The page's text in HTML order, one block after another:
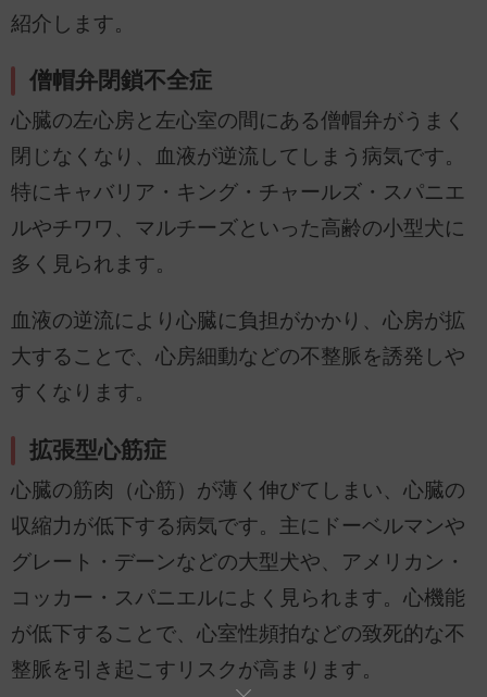
紹介します。
僧帽弁閉鎖不全症
心臓の左心房と左心室の間にある僧帽弁がうまく
閉じなくなり、血液が逆流してしまう病気です。
特にキャバリア・キング・チャールズ・スパニエ
ルやチワワ、マルチーズといった高齢の小型犬に
多く見られます。
血液の逆流により心臓に負担がかかり、心房が拡
大することで、心房細動などの不整脈を誘発しや
すくなります。
拡張型心筋症
心臓の筋肉（心筋）が薄く伸びてしまい、心臓の
収縮力が低下する病気です。主にドーベルマンや
グレート・デーンなどの大型犬や、アメリカン・
コッカー・スパニエルによく見られます。心機能
が低下することで、心室性頻拍などの致死的な不
整脈を引き起こすリスクが高まります。